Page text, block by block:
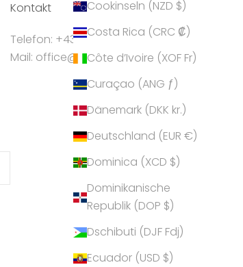
Cookinseln (NZD $)
Costa Rica (CRC ₡)
Côte d’Ivoire (XOF Fr)
Curaçao (ANG ƒ)
Dänemark (DKK kr.)
Deutschland (EUR €)
Dominica (XCD $)
Dominikanische
Republik (DOP $)
Dschibuti (DJF Fdj)
Ecuador (USD $)
Kontakt
Telefon: +43 5224 55550
Mail: office@crystalp.com